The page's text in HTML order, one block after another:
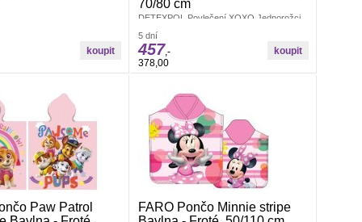
70/80 cm
DETEXPOL Povlečení XOXO Jednorožci
Rozměr: 1x 140/200, 1x 70/80 cm
Bavlněné povlečení na velkou postel,
zapínání na zip, povlečení má z obou stran
stejný motiv, praní
5 dní
457,-
378,00
Paw Patrol
FARO Pončo Minnie stripe